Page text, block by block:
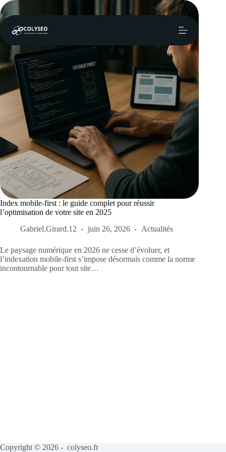
Passer
au
contenu
Index mobile-first : le guide complet pour réussir
l’optimisation de votre site en 2025
Gabriel.Girard.12
juin 26, 2026 Actualités
Le paysage numérique en 2026 ne cesse d’évoluer, et
l’indexation mobile-first s’impose désormais comme la norme
incontournable pour tout site…
Copyright © 2026 - colyseo.fr